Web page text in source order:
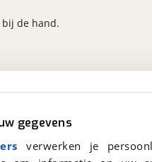
gegevens
verwerken je
de hand.